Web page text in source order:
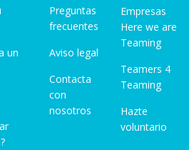
un
Preguntas
frecuentes
Aviso legal
Contacta
con
nosotros
Empresas
Here we are
Teaming
Teamers 4
Teaming
Hazte
voluntario